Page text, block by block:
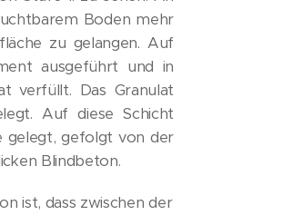
Boden mehr
zu gelangen. Auf
ausgeführt und in
verfüllt. Das Granulat
Auf diese Schicht
gelegt, gefolgt von der
Blindbeton.
ist, dass zwischen der